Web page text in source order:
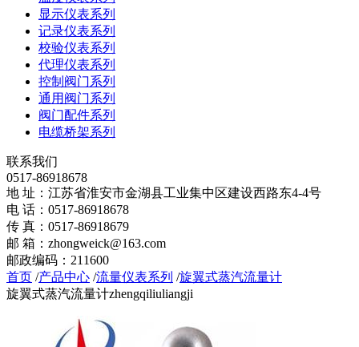
显示仪表系列
记录仪表系列
校验仪表系列
代理仪表系列
控制阀门系列
通用阀门系列
阀门配件系列
电缆桥架系列
联系我们
0517-86918678
地 址：江苏省淮安市金湖县工业集中区建设西路东4-4号
电 话：0517-86918678
传 真：0517-86918679
邮 箱：zhongweick@163.com
邮政编码：211600
首页 /产品中心 /流量仪表系列 /旋翼式蒸汽流量计
旋翼式蒸汽流量计zhengqiliuliangji